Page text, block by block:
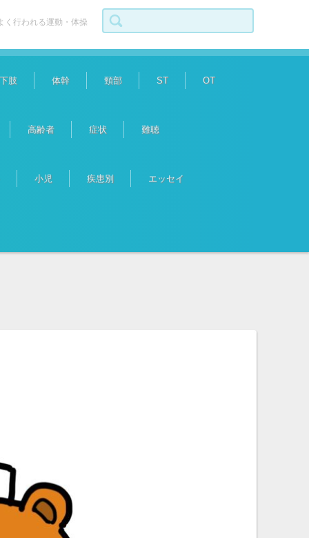
く行われる運動・体操
検索:
下肢 体幹 頸部 ST OT
高齢者 症状 難聴
小児 疾患別 エッセイ